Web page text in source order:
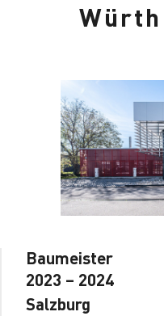
Baumeister
2023 – 2024
Salzburg